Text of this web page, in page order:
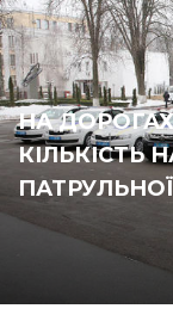
НА
КІЛЬКІСТЬ
ПАТРУЛЬНОЇ